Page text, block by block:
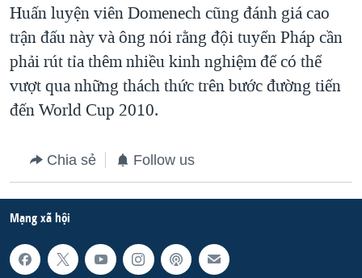
Huấn luyện viên Domenech cũng đánh giá cao
trận đấu này và ông nói rằng đội tuyển Pháp cần
phải rút tỉa thêm nhiều kinh nghiệm để có thể
vượt qua những thách thức trên bước đường tiến
đến World Cup 2010.
Chia sẻ Follow us
Mạng xã hội